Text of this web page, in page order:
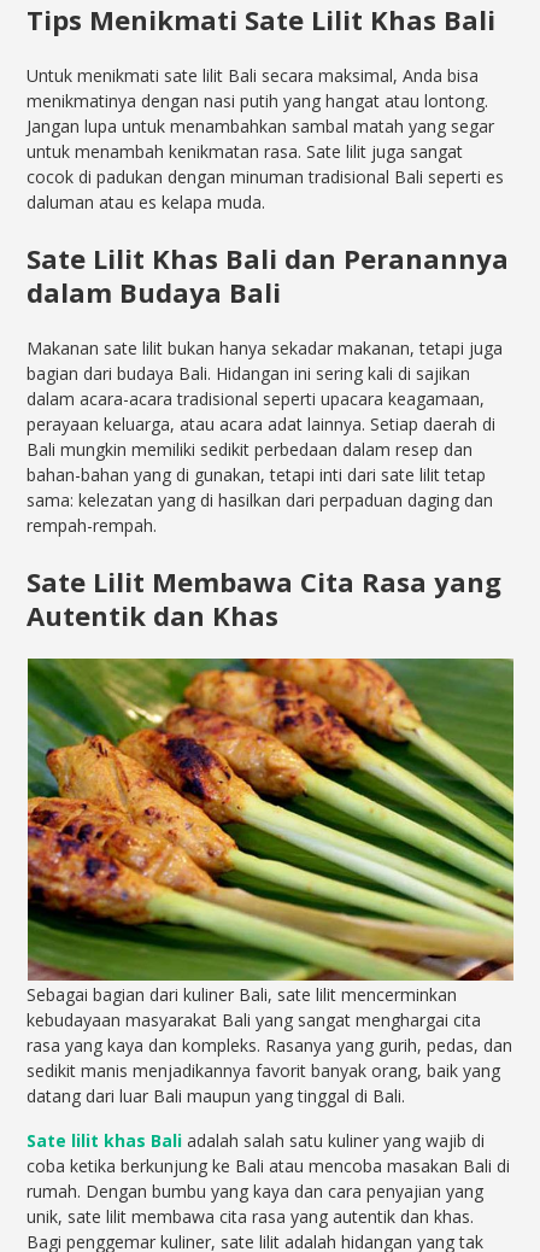
Tips Menikmati Sate Lilit Khas Bali
Untuk menikmati sate lilit Bali secara maksimal, Anda bisa
menikmatinya dengan nasi putih yang hangat atau lontong.
Jangan lupa untuk menambahkan sambal matah yang segar
untuk menambah kenikmatan rasa. Sate lilit juga sangat
cocok di padukan dengan minuman tradisional Bali seperti es
daluman atau es kelapa muda.
Sate Lilit Khas Bali dan Peranannya
dalam Budaya Bali
Makanan sate lilit bukan hanya sekadar makanan, tetapi juga
bagian dari budaya Bali. Hidangan ini sering kali di sajikan
dalam acara-acara tradisional seperti upacara keagamaan,
perayaan keluarga, atau acara adat lainnya. Setiap daerah di
Bali mungkin memiliki sedikit perbedaan dalam resep dan
bahan-bahan yang di gunakan, tetapi inti dari sate lilit tetap
sama: kelezatan yang di hasilkan dari perpaduan daging dan
rempah-rempah.
Sate Lilit Membawa Cita Rasa yang
Autentik dan Khas
Sebagai bagian dari kuliner Bali, sate lilit mencerminkan
kebudayaan masyarakat Bali yang sangat menghargai cita
rasa yang kaya dan kompleks. Rasanya yang gurih, pedas, dan
sedikit manis menjadikannya favorit banyak orang, baik yang
datang dari luar Bali maupun yang tinggal di Bali.
Sate lilit khas Bali adalah salah satu kuliner yang wajib di
coba ketika berkunjung ke Bali atau mencoba masakan Bali di
rumah. Dengan bumbu yang kaya dan cara penyajian yang
unik, sate lilit membawa cita rasa yang autentik dan khas.
Bagi penggemar kuliner, sate lilit adalah hidangan yang tak